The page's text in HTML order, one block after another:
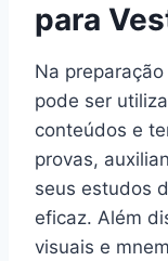
para
Na
pode ser
conteúdos e
provas,
seus estudos
eficaz. Além
visuais e